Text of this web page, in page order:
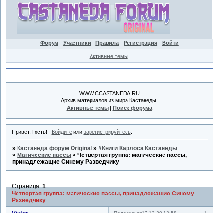
Форум Участники Правила Регистрация Войти
Активные темы
WWW.CCASTANEDA.RU
Архив материалов из мира Кастанеды.
Активные темы| Поиск форума
Привет, Гость! Войдитеили зарегистрируйтесь.
» Кастанеда форум Original »#Книги Карлоса Кастанеды
» Магические пассы »Четвертая группа: магические пассы,
принадлежащие Синему Разведчику
Четвертая группа: магические пассы, принадлежащие Синему
Разведчику
Страница:1